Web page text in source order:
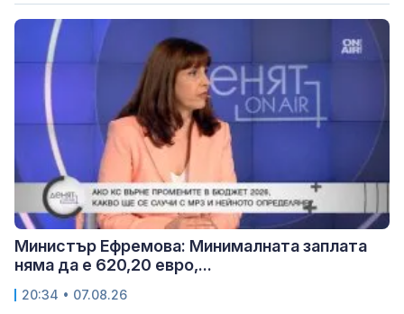
Министър Ефремова: Минималната заплата
няма да е 620,20 евро,...
20:34 • 07.08.26